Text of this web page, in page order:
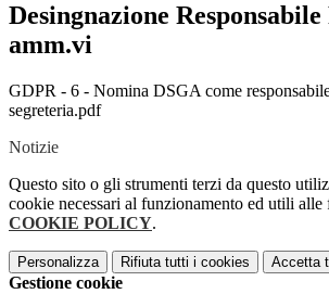
Desingnazione
amm.vi
GDPR - 6 - Nomina DSGA come
segreteria.pdf
Notizie
Questo sito o gli strumenti terzi da questo
cookie necessari al funzionamento ed utili
COOKIE POLICY.
Personalizza Rifiuta tutti i cookies Accetta
Gestione cookie